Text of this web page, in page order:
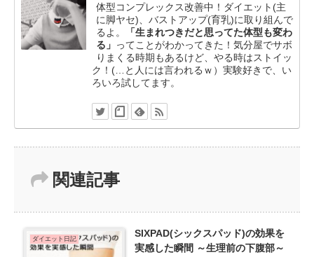
体型コンプレックス改善中！ダイエット(主
に脚ヤセ)、バストアップ(育乳)に取り組んで
るよ。
「生まれつきだと思ってた体型も変わ
る」 ってことがわかってきた！気分屋でサボ
りまくる時期もあるけど、やる時はストイッ
ク！(…と人には言われるｗ）実験好きで、い
ろいろ試してます。
関連記事
ダイエット日記
SIXPAD(シックスパッド)の効果を
実感した瞬間 ～生理前の下腹部～